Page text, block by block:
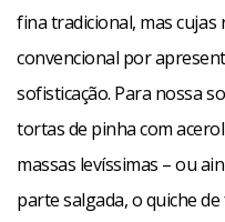
fina tradicional, mas cujas
convencional por
sofisticação. Para nossa
tortas de pinha com
massas levíssimas – ou
parte salgada, o quiche